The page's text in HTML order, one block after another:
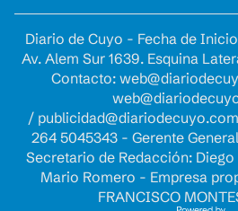
Diario de Cuyo - Fecha de
Av. Alem Sur 1639. Esquina
Contacto:
/
264 5045343 - Gerente
Secretario de Redacción:
Mario Romero - Empresa
FRANCISCO